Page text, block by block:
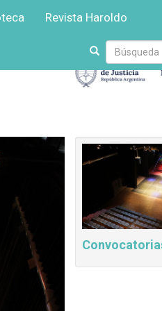
Revista Haroldo
Escriba
su
búsqueda